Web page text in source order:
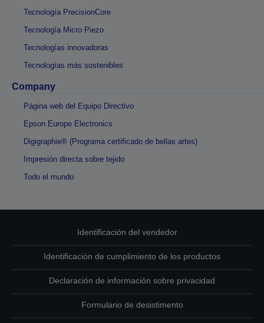
Tecnología PrecisionCore
Tecnología Micro Piezo
Tecnologías innovadoras
Tecnologías más sostenibles
Company
Página web del Equipo Directivo
Epson Europe Electronics
Digigraphie® (Programa certificado de bellas artes)
Impresión directa sobre tejido
Todo el mundo
Identificación del vendedor
Identificación de cumplimiento de los productos
Declaración de información sobre privacidad
Formulario de desistimento